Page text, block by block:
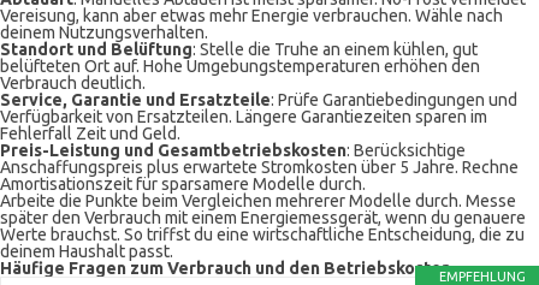
Vereisung, kann aber etwas mehr Energie verbrauchen. Wähle nach
deinem Nutzungsverhalten.
Standort und Belüftung: Stelle die Truhe an einem kühlen, gut
belüfteten Ort auf. Hohe Umgebungstemperaturen erhöhen den
Verbrauch deutlich.
Service, Garantie und Ersatzteile: Prüfe Garantiebedingungen und
Verfügbarkeit von Ersatzteilen. Längere Garantiezeiten sparen im
Fehlerfall Zeit und Geld.
Preis-Leistung und Gesamtbetriebskosten: Berücksichtige
Anschaffungspreis plus erwartete Stromkosten über 5 Jahre. Rechne
Amortisationszeit für sparsamere Modelle durch.
Arbeite die Punkte beim Vergleichen mehrerer Modelle durch. Messe
später den Verbrauch mit einem Energiemessgerät, wenn du genauere
Werte brauchst. So triffst du eine wirtschaftliche Entscheidung, die zu
deinem Haushalt passt.
Häufige Fragen zum Verbrauch und den BetriebskostenEMPFEHLUNG